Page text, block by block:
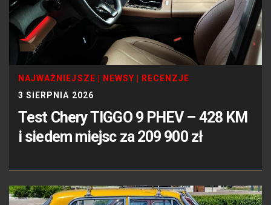
NAJWAŻNIEJSZE NEWSY
RECENZJE
3 SIERPNIA 2026
Test Chery TIGGO 9 PHEV – 428 KM
i siedem miejsc za 209 900 zł